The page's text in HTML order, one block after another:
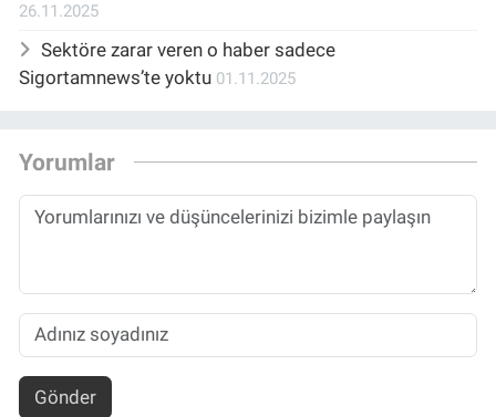
26.11.2025
Sektöre zarar veren o haber sadece
Sigortamnews’te yoktu 01.11.2025
Yorumlar
Gönder